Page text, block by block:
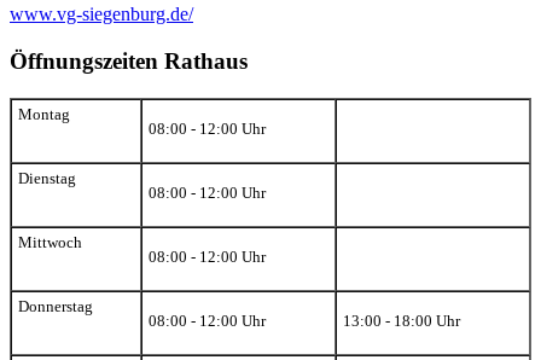
www.vg-siegenburg.de/
Öffnungszeiten Rathaus
Montag
08:00 - 12:00 Uhr
Dienstag
08:00 - 12:00 Uhr
Mittwoch
08:00 - 12:00 Uhr
Donnerstag
08:00 - 12:00 Uhr
13:00 - 18:00 Uhr